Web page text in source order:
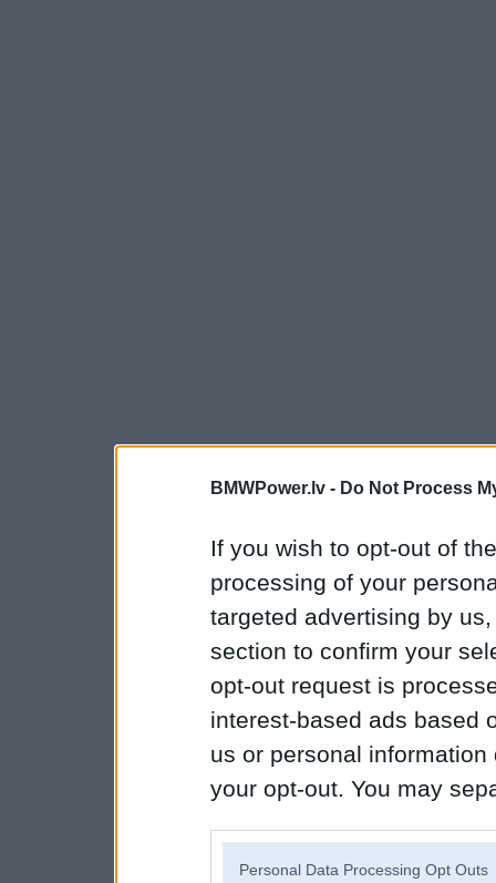
BMWPower.lv - Do Not Process
If you wish to opt-out of
processing of your
targeted advertising by
section to confirm your
opt-out request is
interest-based ads based
us or personal
your opt-out. You may
Personal Data Processing Opt Outs